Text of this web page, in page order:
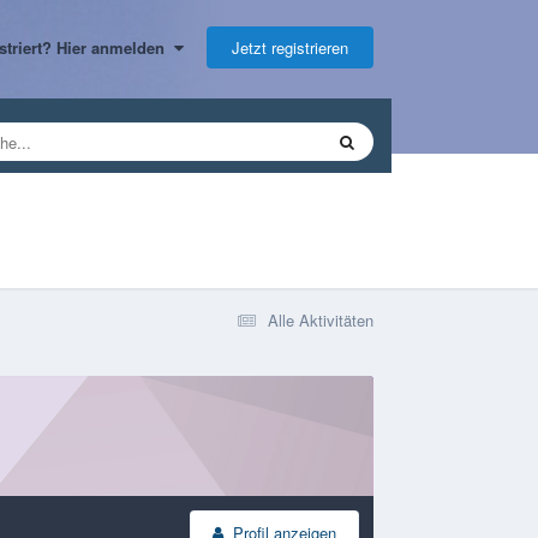
Hier anmelden Jetzt registrieren
Alle Aktivitäten
Profil anzeigen